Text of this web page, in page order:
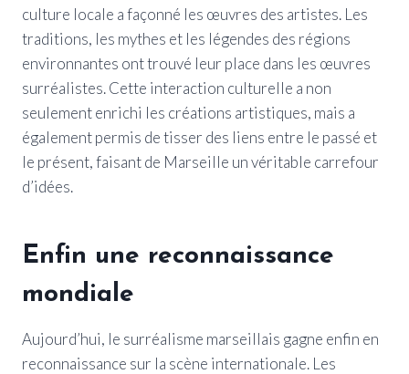
culture locale a façonné les œuvres des artistes. Les
traditions, les mythes et les légendes des régions
environnantes ont trouvé leur place dans les œuvres
surréalistes. Cette interaction culturelle a non
seulement enrichi les créations artistiques, mais a
également permis de tisser des liens entre le passé et
le présent, faisant de Marseille un véritable carrefour
d’idées.
Enfin une reconnaissance
mondiale
Aujourd’hui, le surréalisme marseillais gagne enfin en
reconnaissance sur la scène internationale. Les